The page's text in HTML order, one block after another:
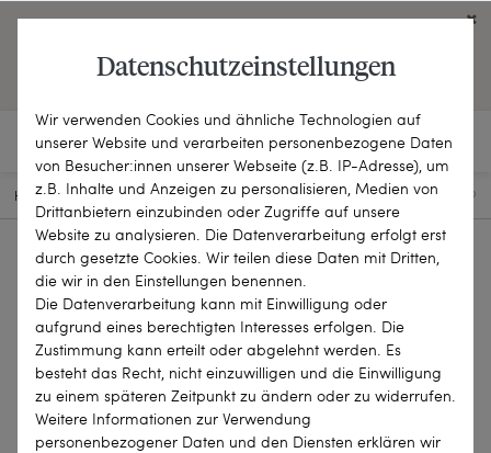
OPEN ENGLISH WEBSITE
HOME SCHMUCKSTÜCKE BROSCHEN & NADELN 21-3250-FP
Datenschutzeinstellungen
Wir verwenden Cookies und ähnliche Technologien auf
unserer Website und verarbeiten personenbezogene Daten
von Besucher:innen unserer Webseite (z.B. IP-Adresse), um
z.B. Inhalte und Anzeigen zu personalisieren, Medien von
Drittanbietern einzubinden oder Zugriffe auf unsere
Website zu analysieren. Die Datenverarbeitung erfolgt erst
durch gesetzte Cookies. Wir teilen diese Daten mit Dritten,
die wir in den Einstellungen benennen.
Die Datenverarbeitung kann mit Einwilligung oder
aufgrund eines berechtigten Interesses erfolgen. Die
Zustimmung kann erteilt oder abgelehnt werden. Es
besteht das Recht, nicht einzuwilligen und die Einwilligung
zu einem späteren Zeitpunkt zu ändern oder zu widerrufen.
Weitere Informationen zur Verwendung
personenbezogener Daten und den Diensten erklären wir